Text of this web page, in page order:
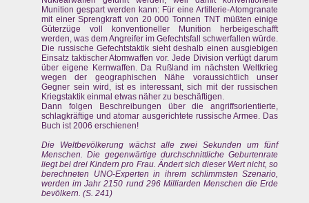
Munition gespart werden kann: Für eine Artillerie-Atomgranate
mit einer Sprengkraft von 20 000 Tonnen TNT müßten einige
Güterzüge voll konventioneller Munition herbeigeschafft
werden, was dem Angreifer im Gefechtsfall schwerfallen würde.
Die russische Gefechtstaktik sieht deshalb einen ausgiebigen
Einsatz taktischer Atomwaffen vor. Jede Division verfügt darum
über eigene Kernwaffen. Da Rußland im nächsten Weltkrieg
wegen der geographischen Nähe voraussichtlich unser
Gegner sein wird, ist es interessant, sich mit der russischen
Kriegstaktik einmal etwas näher zu beschäftigen.
Dann folgen Beschreibungen über die angriffsorientierte,
schlagkräftige und atomar ausgerichtete russische Armee. Das
Buch ist 2006 erschienen!
Die Weltbevölkerung wächst alle zwei Sekunden um fünf
Menschen. Die gegenwärtige durchschnittliche Geburtenrate
liegt bei drei Kindern pro Frau. Ändert sich dieser Wert nicht, so
berechneten UNO-Experten in ihrem schlimmsten Szenario,
werden im Jahr 2150 rund 296 Milliarden Menschen die Erde
bevölkern. (S. 241)